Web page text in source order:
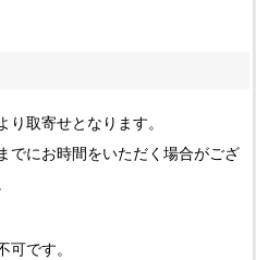
り取寄せとなります。
でにお時間をいただく場合がござ
です。